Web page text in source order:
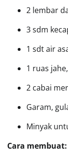
2 lembar
3 sdm
1 sdt air
1 ruas
2 cabai
Garam,
Minyak
Cara membuat: